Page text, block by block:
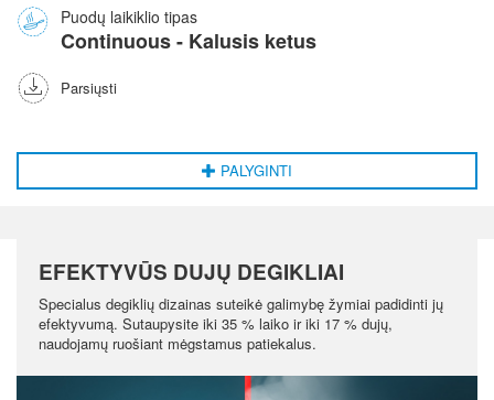
Puodų laikiklio tipas
Continuous - Kalusis ketus
Parsiųsti
PALYGINTI
EFEKTYVŪS DUJŲ DEGIKLIAI
Specialus degiklių dizainas suteikė galimybę žymiai padidinti jų
efektyvumą. Sutaupysite iki 35 % laiko ir iki 17 % dujų,
naudojamų ruošiant mėgstamus patiekalus.